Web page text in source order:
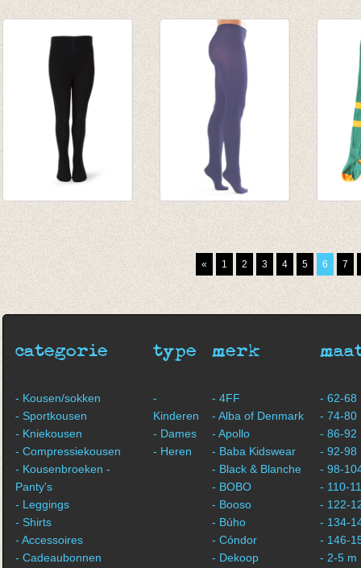
van € 12,50
tot € 9,90
mat petrol plus size
van €
tot €
€ 29,95
€ 14,98
€
€
« 1 2 3 4 5 6 7
categorie
- Kousen/sokken
- Sportkousen
- Kniekousen
- Compressiekousen
- Kousenbroeken -
Panty's
- Leggings
- Shirts
- Accessoires
- Cadeaubonnen
type
-
Kinderen
- Dames
- Heren
merk
- 4FF
- Alba of Denmark
- Apollo
- Baba Kidswear
- Black & Blanche
- BOBO
- Booso
- Búho
- Cóndor
- Dekoop
- 62-68
- 74-80
- 86-92
- 92-98
- 98-
- 110-
- 122-
- 134-
- 146-
- 2-5 m